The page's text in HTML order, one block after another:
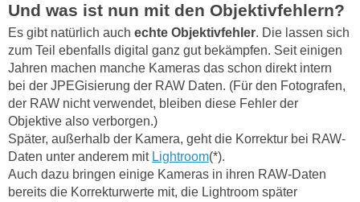
Und was ist nun mit den Objektivfehlern?
Es gibt natürlich auch echte Objektivfehler. Die lassen sich
zum Teil ebenfalls digital ganz gut bekämpfen. Seit einigen
Jahren machen manche Kameras das schon direkt intern
bei der JPEGisierung der RAW Daten. (Für den Fotografen,
der RAW nicht verwendet, bleiben diese Fehler der
Objektive also verborgen.)
Später, außerhalb der Kamera, geht die Korrektur bei RAW-
Daten unter anderem mit Lightroom(*).
Auch dazu bringen einige Kameras in ihren RAW-Daten
bereits die Korrekturwerte mit, die Lightroom später